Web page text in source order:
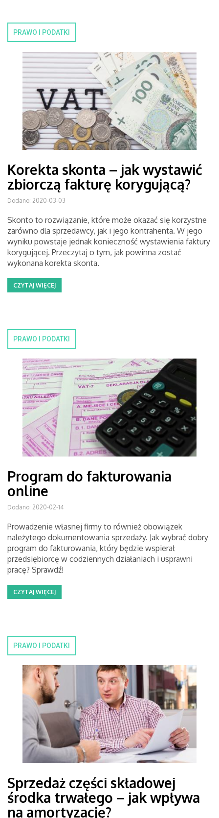
PRAWO I PODATKI
Korekta skonta – jak wystawić
zbiorczą fakturę korygującą?
Dodano: 2020-03-03
Skonto to rozwiązanie, które może okazać się korzystne
zarówno dla sprzedawcy, jak i jego kontrahenta. W jego
wyniku powstaje jednak konieczność wystawienia faktury
korygującej. Przeczytaj o tym, jak powinna zostać
wykonana korekta skonta.
CZYTAJ WIĘCEJ
PRAWO I PODATKI
Program do fakturowania
online
Dodano: 2020-02-14
Prowadzenie własnej firmy to również obowiązek
należytego dokumentowania sprzedaży. Jak wybrać dobry
program do fakturowania, który będzie wspierał
przedsiębiorcę w codziennych działaniach i usprawni
pracę? Sprawdź!
CZYTAJ WIĘCEJ
PRAWO I PODATKI
Sprzedaż części składowej
środka trwałego – jak wpływa
na amortyzację?